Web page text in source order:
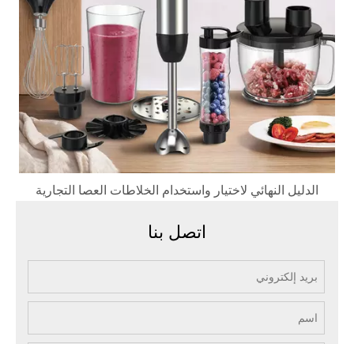
الدليل النهائي لاختيار واستخدام الخلاطات العصا التجارية
اتصل بنا